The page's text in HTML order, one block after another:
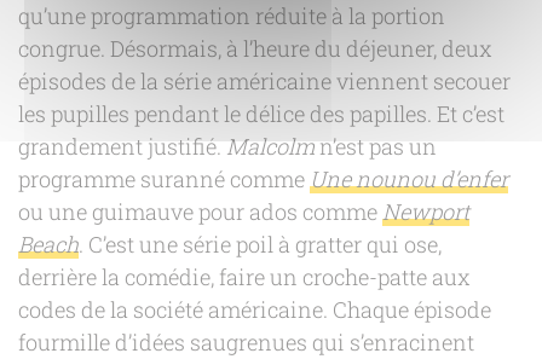
qu’une programmation réduite à la portion
congrue. Désormais, à l’heure du déjeuner, deux
épisodes de la série américaine viennent secouer
les pupilles pendant le délice des papilles. Et c’est
grandement justifié.Malcolmn’est pas un
programme suranné commeUne nounou d’enfer
ou une guimauve pour ados commeNewport
Beach. C’est une série poil à gratter qui ose,
derrière la comédie, faire un croche-patte aux
codes de la société américaine. Chaque épisode
fourmille d’idées saugrenues qui s’enracinent